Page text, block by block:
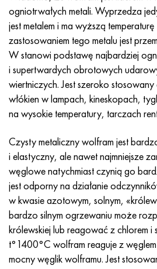
ogniotrwałych metali. Wyprzedza
jest metalem i ma wyższą
zastosowaniem tego metalu jest
W stanowi podstawę najbardziej
i supertwardych obrotowych
wiertniczych. Jest szeroko
włókien w lampach, kineskopach,
na wysokie temperatury, tarczach
Czysty metaliczny wolfram jest
i elastyczny, ale nawet najmniejsze
węglowe natychmiast czynią go
jest odporny na działanie
w kwasie azotowym, solnym,
bardzo silnym ogrzewaniu może
królewskiej lub reagować z chlorem i
t°1400°C wolfram reaguje z
mocny węglik wolframu. Jest
MP159
Multimet n155
Nikrofer 5923 HMO
Nicrofer 6030
Nitronik 50
Nitronika 60
Nitronik 75
Nimonic 80a
56DGNH
68NKhVKTYu
79NM, Magnifer 7904
80 mil morskich
80NHS
81HMA
Rodzaje stopów precyzyjnych
Bimetale termostatyczne
HN73MBTYu
XN70YU
HN75MBTYu
XN75TBYu
XN77TYUR
ХН78Т
HN80TBY
N65M, EP982
5B
TL5
NA 6
TS-6
SP-17
40 tytanu
1.4567 - AISI 304Cu
1.4570-aisi303Cu
1.4574 - Stop PH 15-7 Mo®
1.4580 - AISI 316Cb
Stop 28 - 1.4563
Stop 31 - 1.4562
Stop 254smo® - 1.4547
Stop 926 - 1.4529
15X16H2AM
18X11MNFB
18X12VMBFR
20X12VNMF
21NKMT
37X12N8G8MFB
40X10X2M
40Х9С2
30X, AISI 5130, 30 godz
30hg, 30hg
30hgsa, 30hgsa
30hgsn2a, 30hgsna
30хн3а, 31nicr14
34khn3ma, 36NiCrMo16,
35hg, 35hg
35hgsa, 35hgsa